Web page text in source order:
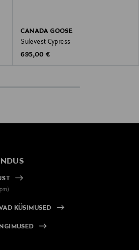
CANADA GOOSE
Sulevest Cypress
Original Price
695,00 €
KÜSIMUSED